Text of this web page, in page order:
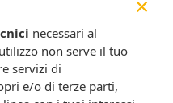
ai sensi del Reg. UE n.
necessari al
non serve il tuo
servizi di
e/o di terze parti,